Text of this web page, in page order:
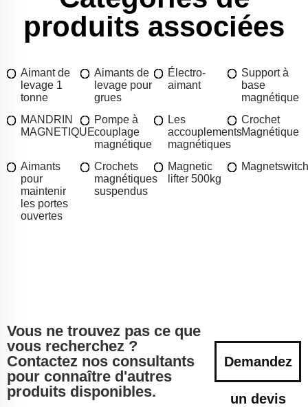
produits associées
Aimant de
levage 1
tonne
Aimants de
levage pour
grues
Électro-
aimant
Support à
base
magnétique
MANDRIN
MAGNETIQUE
Pompe à
couplage
magnétique
Les
accouplements
magnétiques
Crochet
Magnétique
Aimants
pour
maintenir
les portes
ouvertes
Crochets
magnétiques
suspendus
Magnetic
lifter 500kg
Magnetswitch
Vous ne trouvez pas ce que
vous recherchez ?
Contactez nos consultants
pour connaître d'autres
produits disponibles.
Demandez
un devis